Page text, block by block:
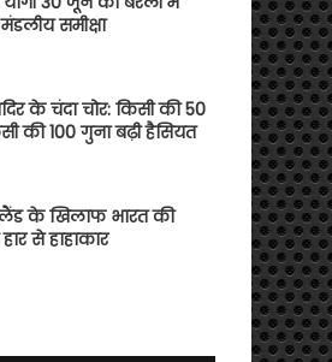
समीक्षा
के चंदा चोर: किसी की 50
की 100 गुना बढ़ी हैसियत
के खिलाफ भारत की
से हाहाकार